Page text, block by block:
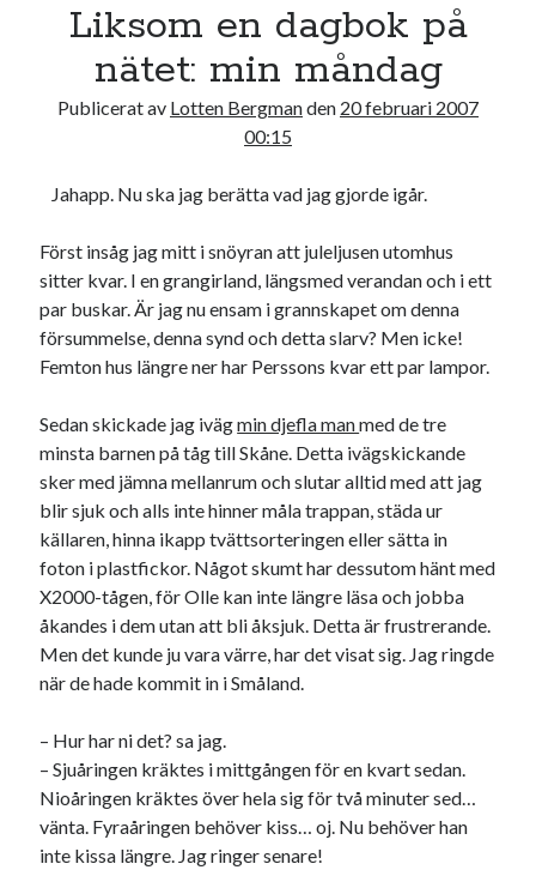
Liksom en dagbok på
nätet: min måndag
Publicerat av Lotten Bergmanden 20 februari 2007
00:15
Jahapp. Nu ska jag berätta vad jag gjorde igår.
Först insåg jag mitt i snöyran att juleljusen utomhus
sitter kvar. I en grangirland, längsmed verandan och i ett
par buskar. Är jag nu ensam i grannskapet om denna
försummelse, denna synd och detta slarv? Men icke!
Femton hus längre ner har Perssons kvar ett par lampor.
Sedan skickade jag ivägmin djefla manmed de tre
minsta barnen på tåg till Skåne. Detta ivägskickande
sker med jämna mellanrum och slutar alltid med att jag
blir sjuk och alls inte hinner måla trappan, städa ur
källaren, hinna ikapp tvättsorteringen eller sätta in
foton i plastfickor. Något skumt har dessutom hänt med
X2000-tågen, för Olle kan inte längre läsa och jobba
åkandes i dem utan att bli åksjuk. Detta är frustrerande.
Men det kunde ju vara värre, har det visat sig. Jag ringde
när de hade kommit in i Småland.
– Hur har ni det? sa jag.
– Sjuåringen kräktes i mittgången för en kvart sedan.
Nioåringen kräktes över hela sig för två minuter sed…
vänta. Fyraåringen behöver kiss… oj. Nu behöver han
inte kissa längre. Jag ringer senare!